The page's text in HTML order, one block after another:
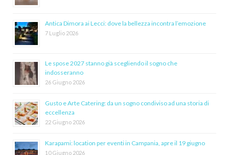
Antica Dimora ai Lecci: dove la bellezza incontra l’emozione
7 Luglio 2026
Le spose 2027 stanno già scegliendo il sogno che
indosseranno
26 Giugno 2026
Gusto e Arte Catering: da un sogno condiviso ad una storia di
eccellenza
22 Giugno 2026
Karapami: location per eventi in Campania, apre il 19 giugno
10 Giugno 2026